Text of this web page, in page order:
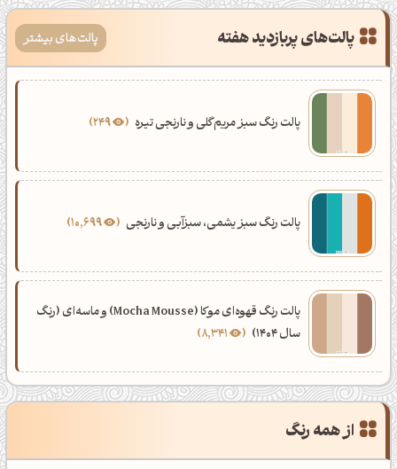
پالت‌های پربازدید هفته پالت‌های بیشتر
پالت رنگ سبز مریم‌گلی و نارنجی تیره 249
پالت رنگ سبز یشمی، سبزآبی و نارنجی 10,699
پالت رنگ قهوه‌ای موکا (Mocha Mousse) و ماسه‌ای (رنگ
سال 1404)
از همه رنگ